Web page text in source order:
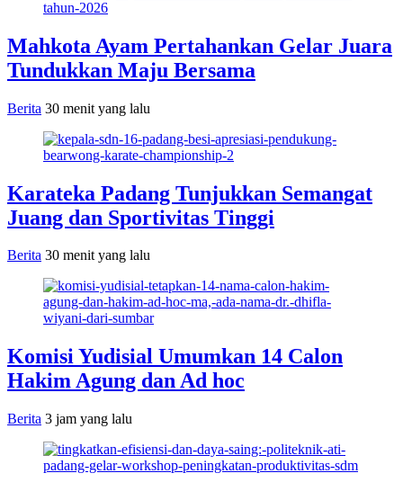
Mahkota Ayam Pertahankan Gelar Juara
Tundukkan Maju Bersama
Berita 30 menit yang lalu
Karateka Padang Tunjukkan Semangat
Juang dan Sportivitas Tinggi
Berita 30 menit yang lalu
Komisi Yudisial Umumkan 14 Calon
Hakim Agung dan Ad hoc
Berita 3 jam yang lalu